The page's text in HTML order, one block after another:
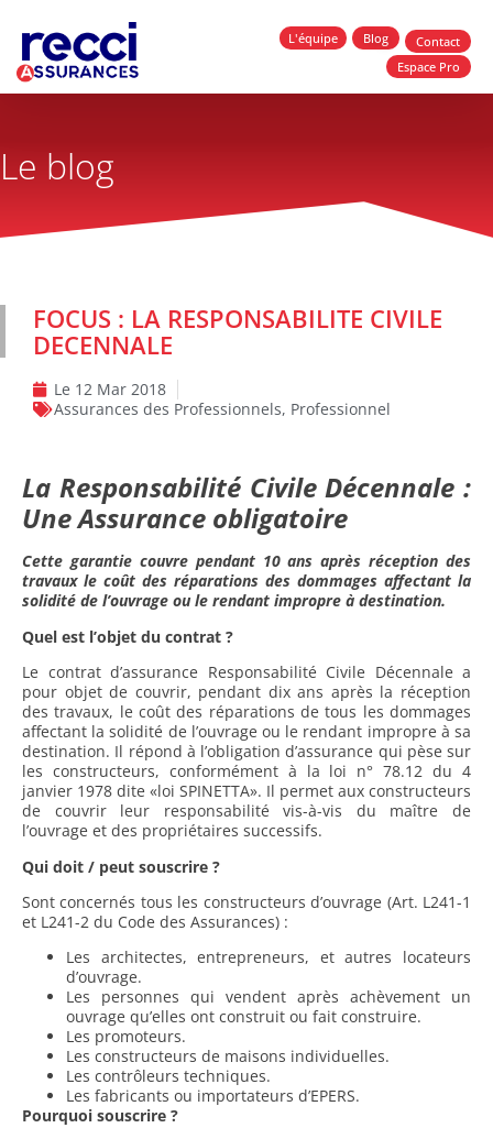
L'équipe Blog
Contact
Espace Pro
Le blog
FOCUS : LA RESPONSABILITE CIVILE
DECENNALE
Le 12 Mar 2018
Assurances des Professionnels, Professionnel
La Responsabilité Civile Décennale :
Une Assurance obligatoire
Cette garantie couvre pendant 10 ans après réception des
travaux le coût des réparations des dommages affectant la
solidité de l’ouvrage ou le rendant impropre à destination.
Quel est l’objet du contrat ?
Le contrat d’assurance Responsabilité Civile Décennale a
pour objet de couvrir, pendant dix ans après la réception
des travaux, le coût des réparations de tous les dommages
affectant la solidité de l’ouvrage ou le rendant impropre à sa
destination. Il répond à l’obligation d’assurance qui pèse sur
les constructeurs, conformément à la loi n° 78.12 du 4
janvier 1978 dite «loi SPINETTA». Il permet aux constructeurs
de couvrir leur responsabilité vis-à-vis du maître de
l’ouvrage et des propriétaires successifs.
Qui doit / peut souscrire ?
Sont concernés tous les constructeurs d’ouvrage (Art. L241-1
et L241-2 du Code des Assurances) :
Les architectes, entrepreneurs, et autres locateurs
d’ouvrage.
Les personnes qui vendent après achèvement un
ouvrage qu’elles ont construit ou fait construire.
Les promoteurs.
Les constructeurs de maisons individuelles.
Les contrôleurs techniques.
Les fabricants ou importateurs d’EPERS.
Pourquoi souscrire ?